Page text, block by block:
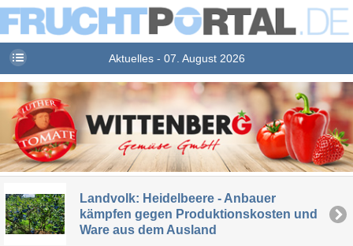
Aktuelles - 07. August 2026
Landvolk: Heidelbeere - Anbauer
kämpfen gegen Produktionskosten und
Ware aus dem Ausland